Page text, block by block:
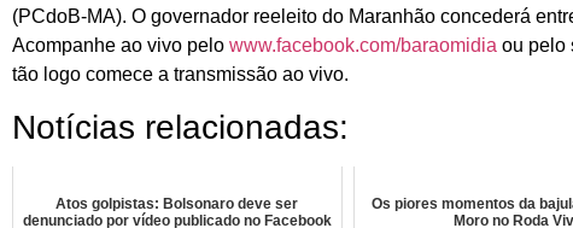
(PCdoB-MA). O governador reeleito do Maranhão concederá
Acompanhe ao vivo pelo www.facebook.com/baraomidia ou pelo
tão logo comece a transmissão ao vivo.
Notícias relacionadas:
Atos golpistas: Bolsonaro deve ser
denunciado por vídeo publicado no Facebook
Os piores momentos da
Moro no Roda